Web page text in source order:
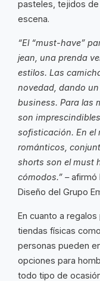
pasteles, tejidos
escena.
“El “must-have”
jean, una prenda
estilos. Las
novedad, dando
business. Para las
son
sofisticación. En el
románticos,
shorts son el must
cómodos.” –afirmó
Diseño del Grupo
En cuanto a
tiendas físicas
personas pueden
opciones para
todo tipo de